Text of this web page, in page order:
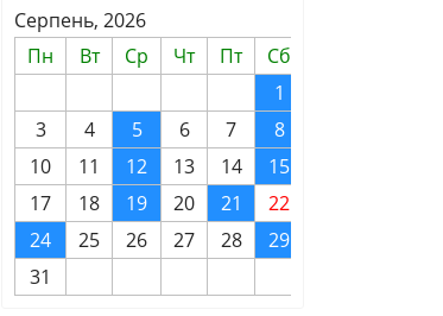
Серпень, 2026
Пн
Вт Ср Чт Пт Сб
1
3
4 5 6 7 8
10
11 12 13 14 15
17
18 19 20 21 22
24
25 26 27 28 29
31